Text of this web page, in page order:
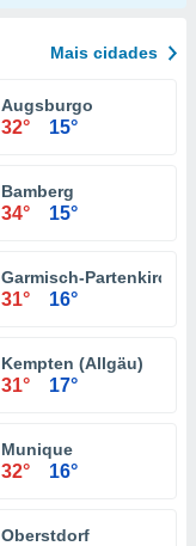
Mais cidades
Augsburgo
32° 15°
Bamberg
34° 15°
Garmisch-
31° 16°
Kempten (Allgäu)
31° 17°
Munique
32° 16°
Oberstdorf